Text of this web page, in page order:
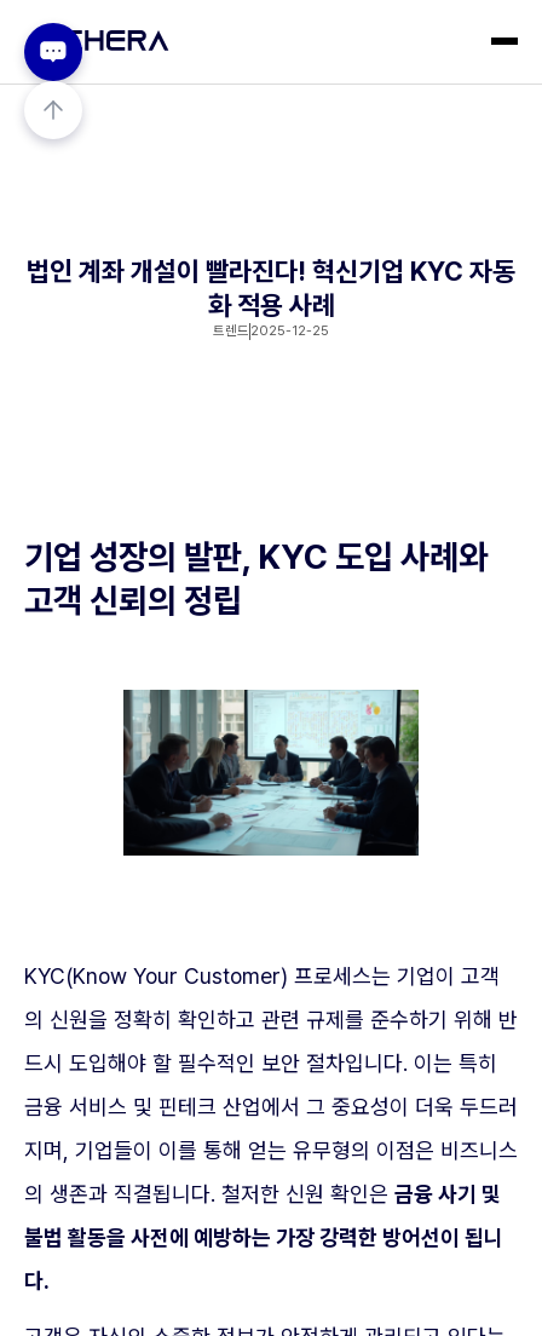
법인 계좌 개설이 빨라진다! 혁신기업 KYC 자동
화 적용 사례
트렌드 2025-12-25
기업 성장의 발판, KYC 도입 사례와
고객 신뢰의 정립
KYC(Know Your Customer) 프로세스는 기업이 고객
의 신원을 정확히 확인하고 관련 규제를 준수하기 위해 반
드시 도입해야 할 필수적인 보안 절차입니다. 이는 특히
금융 서비스 및 핀테크 산업에서 그 중요성이 더욱 두드러
지며, 기업들이 이를 통해 얻는 유무형의 이점은 비즈니스
의 생존과 직결됩니다. 철저한 신원 확인은 금융 사기 및
불법 활동을 사전에 예방하는 가장 강력한 방어선이 됩니
다.